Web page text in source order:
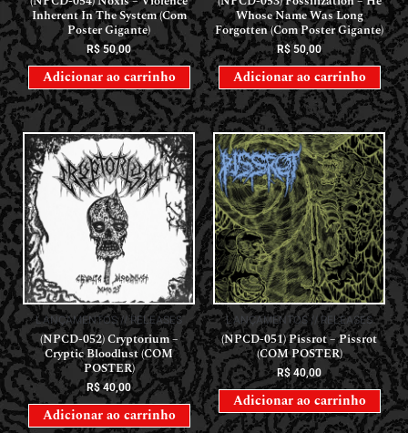
Inherent In The System (Com
Poster Gigante)
R$50,00
Adicionar ao carrinho
Whose Name Was Long
Forgotten (Com Poster Gigante)
R$ 50,00
Adicionar ao carrinho
LANÇAMENTOS // RELEASES
(NPCD-052) Cryptorium –
Cryptic Bloodlust (COM
POSTER)
R$40,00
Adicionar ao carrinho
LANÇAMENTOS // RELEASES
(NPCD-051) Pissrot – Pissrot
(COM POSTER)
R$40,00
Adicionar ao carrinho